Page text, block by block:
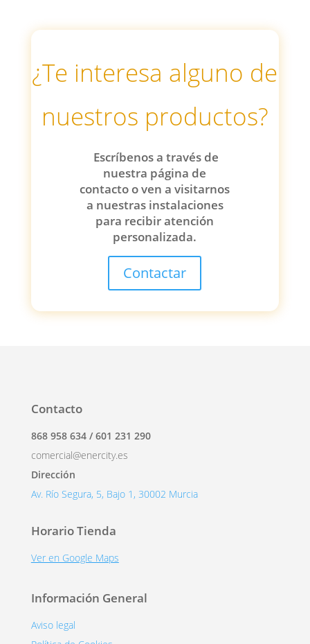
¿Te interesa alguno de
nuestros productos?
Escríbenos a través de
nuestra página de
contacto o ven a visitarnos
a nuestras instalaciones
para recibir atención
personalizada.
Contactar
Contacto
868 958 634 / 601 231 290
comercial@enercity.es
Dirección
Av. Río Segura, 5, Bajo 1, 30002 Murcia
Horario Tienda
Ver en Google Maps
Información General
Aviso legal